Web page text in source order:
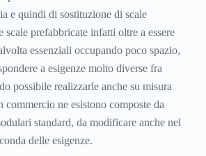
e quindi di sostituzione di scale
scale prefabbricate infatti oltre a essere
essenziali occupando poco spazio,
a esigenze molto diverse fra
possibile realizzarle anche su misura
commercio ne esistono composte da
standard, da modificare anche nel
delle esigenze.